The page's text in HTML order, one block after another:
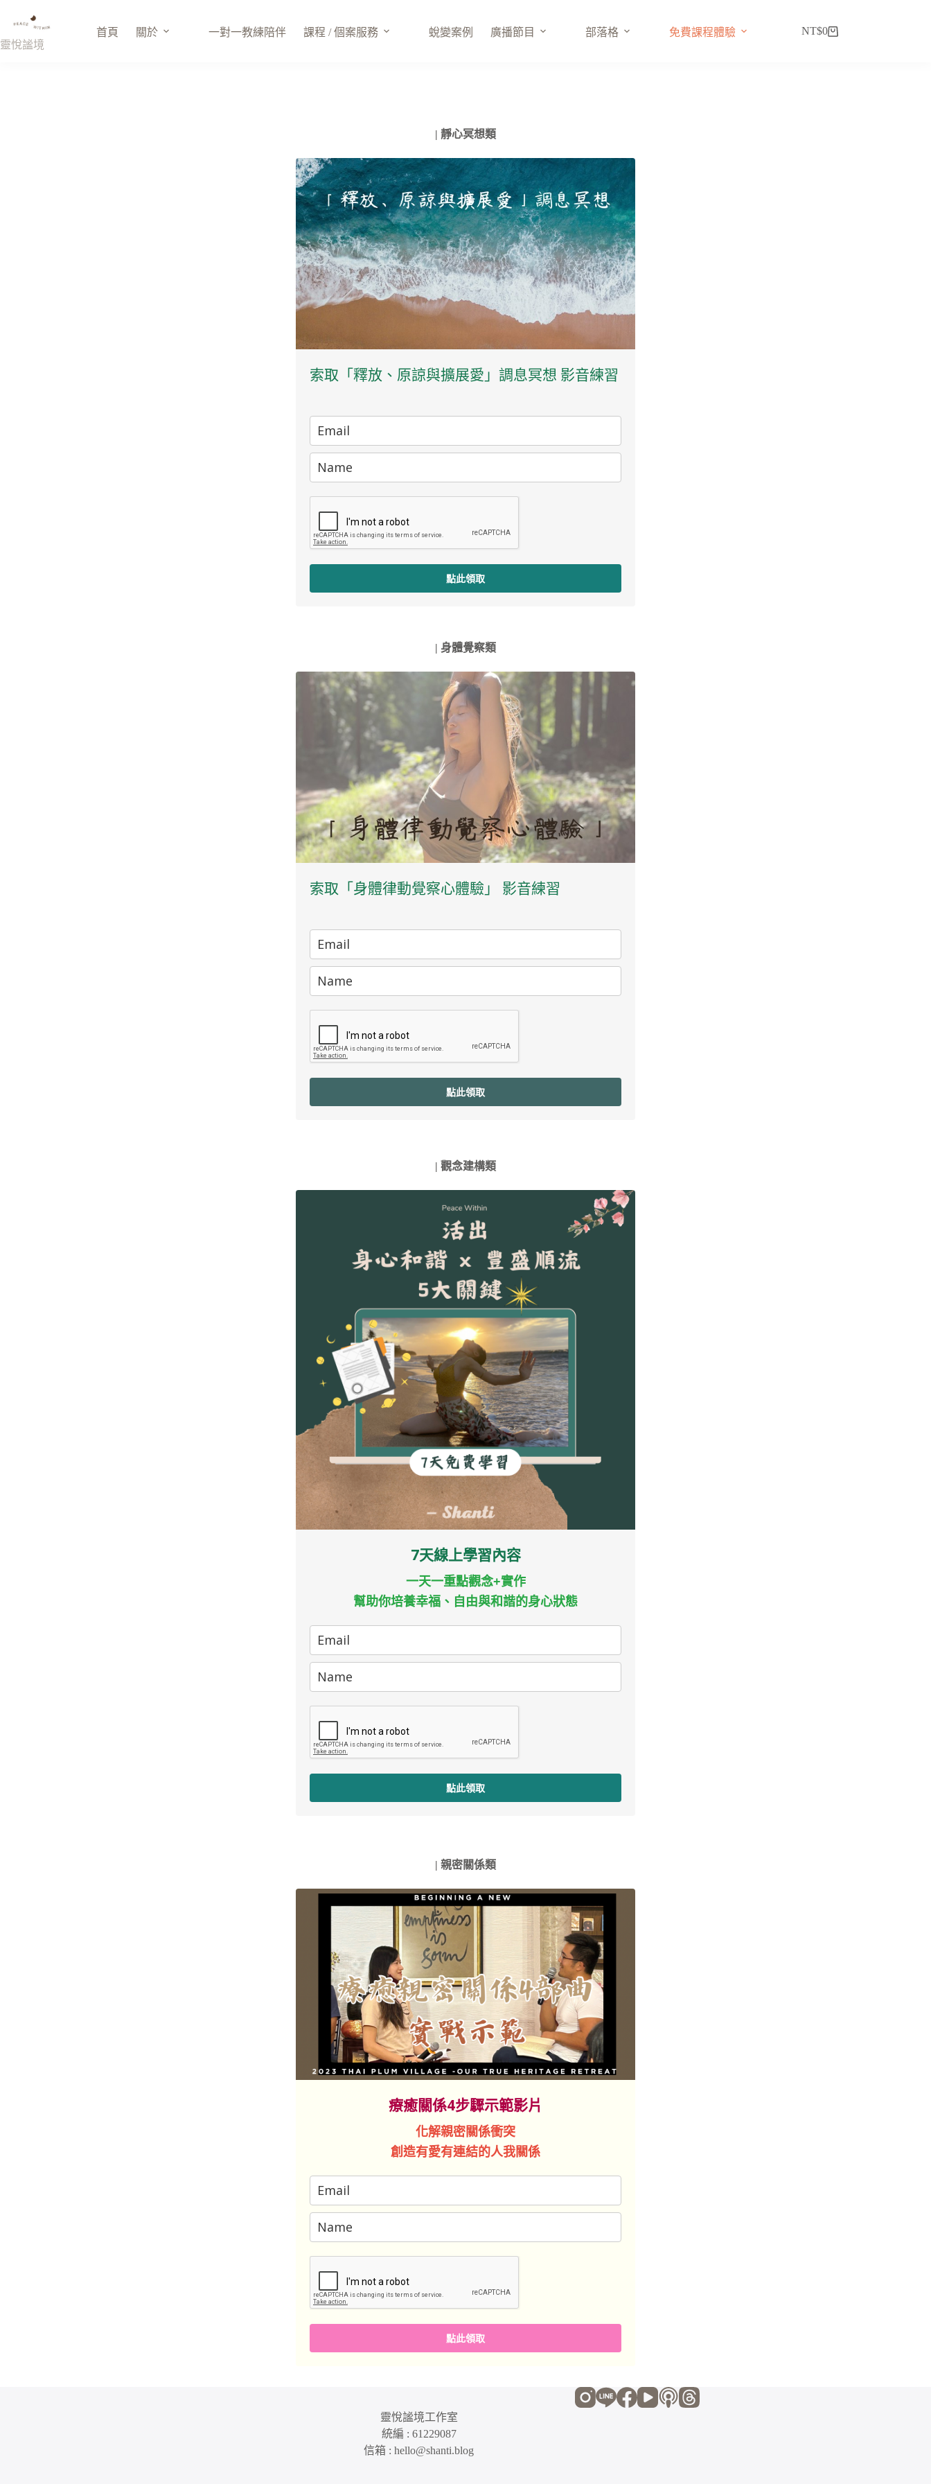
主
靈悅謐境
首頁 關於 一對一教練陪伴 課程 / 個案服務 蛻變案例 廣播節目 部落格 免費課程體驗 NT$0
| 靜心冥想類
索取「釋放、原諒與擴展愛」調息冥想 影音練習
點此領取
| 身體覺察類
索取「身體律動覺察心體驗」 影音練習
點此領取
| 觀念建構類
7天線上學習內容
一天一重點觀念+實作
幫助你培養幸福、自由與和諧的身心狀態
點此領取
| 親密關係類
療癒關係4步驟示範影片
化解親密關係衝突
創造有愛有連結的人我關係
點此領取
靈悅謐境工作室
統編 : 61229087
信箱 : hello@shanti.blog